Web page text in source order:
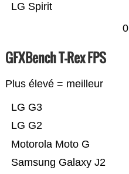
LG Spirit
0
GFXBench T-Rex FPS
Plus élevé = meilleur
Samsung Galaxy J2
Motorola Moto G
LG G2
LG G3